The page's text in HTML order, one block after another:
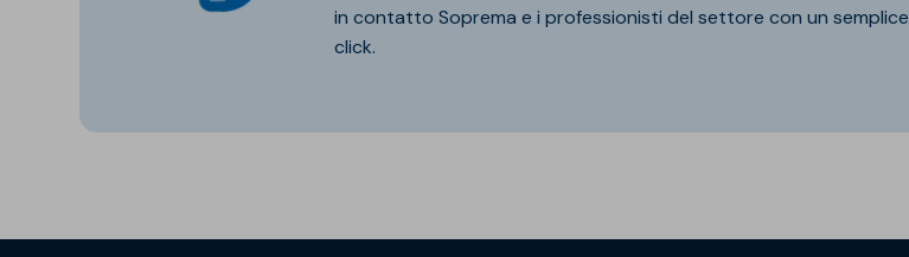
in contatto Soprema e i professionisti del settore con un semplice
click.